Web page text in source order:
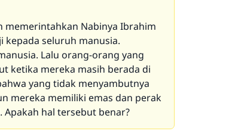
memerintahkan Nabinya Ibrahim
kepada seluruh manusia.
Lalu orang-orang yang
ketika mereka masih berada di
yang tidak menyambutnya
mereka memiliki emas dan perak
Apakah hal tersebut benar?